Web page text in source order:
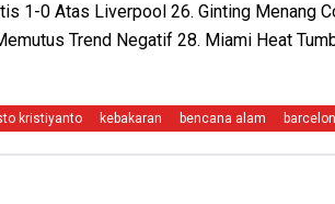
1-0 Atas Liverpool 26. Ginting Menang
Trend Negatif 28. Miami Heat
kristiyanto kebakaran bencana alam